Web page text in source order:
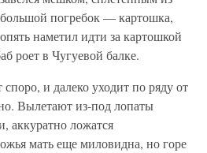
погребок — картошка,
наметил идти за картошкой
роет в Чугуевой балке.
споро, и далеко уходит по ряду от
Вылетают из-под лопаты
аккуратно ложатся
мать еще миловидна, но горе